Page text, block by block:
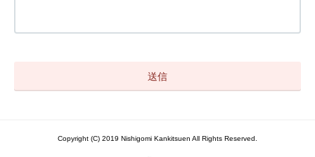
Copyright (C) 2019 Nishigomi Kankitsuen All Rights Reserved.